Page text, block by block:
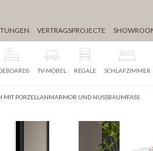
VERTRAGSPROJECTE
TV-MÖBEL REGALE SCHLAFZIMMER
MIT PORZELLANMARMOR UND NUSSBAUMFASS